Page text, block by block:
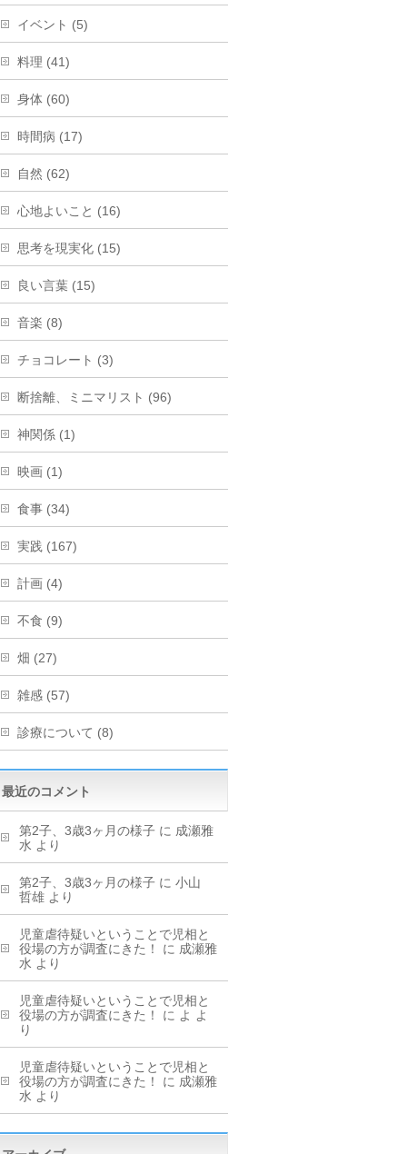
イベント (5)
料理 (41)
身体 (60)
時間病 (17)
自然 (62)
心地よいこと (16)
思考を現実化 (15)
良い言葉 (15)
音楽 (8)
チョコレート (3)
断捨離、ミニマリスト (96)
神関係 (1)
映画 (1)
食事 (34)
実践 (167)
計画 (4)
不食 (9)
畑 (27)
雑感 (57)
診療について (8)
最近のコメント
第2子、3歳3ヶ月の様子 に 成瀬雅
水 より
第2子、3歳3ヶ月の様子 に 小山
哲雄 より
児童虐待疑いということで児相と
役場の方が調査にきた！
に 成瀬雅
水 より
児童虐待疑いということで児相と
役場の方が調査にきた！
に よ よ
り
児童虐待疑いということで児相と
役場の方が調査にきた！
に 成瀬雅
水 より